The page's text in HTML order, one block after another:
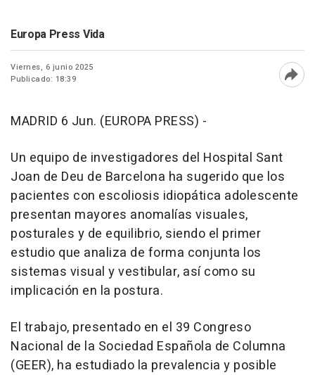
Europa Press Vida
Viernes, 6 junio 2025
Publicado: 18:39
MADRID 6 Jun. (EUROPA PRESS) -
Un equipo de investigadores del Hospital Sant
Joan de Deu de Barcelona ha sugerido que los
pacientes con escoliosis idiopática adolescente
presentan mayores anomalías visuales,
posturales y de equilibrio, siendo el primer
estudio que analiza de forma conjunta los
sistemas visual y vestibular, así como su
implicación en la postura.
El trabajo, presentado en el 39 Congreso
Nacional de la Sociedad Española de Columna
(GEER), ha estudiado la prevalencia y posible